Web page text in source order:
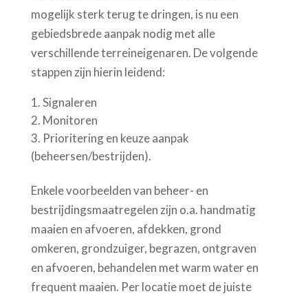
mogelijk sterk terug te dringen, is nu een
gebiedsbrede aanpak nodig met alle
verschillende terreineigenaren. De volgende
stappen zijn hierin leidend:
Signaleren
Monitoren
Prioritering en keuze aanpak
(beheersen/bestrijden).
Enkele voorbeelden van beheer- en
bestrijdingsmaatregelen zijn o.a. handmatig
maaien en afvoeren, afdekken, grond
omkeren, grondzuiger, begrazen, ontgraven
en afvoeren, behandelen met warm water en
frequent maaien. Per locatie moet de juiste